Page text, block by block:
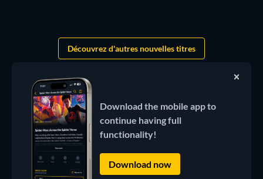
Découvrez d'autres nouvelles titres
Download the mobile app to
continue having full
functionality!
Download now